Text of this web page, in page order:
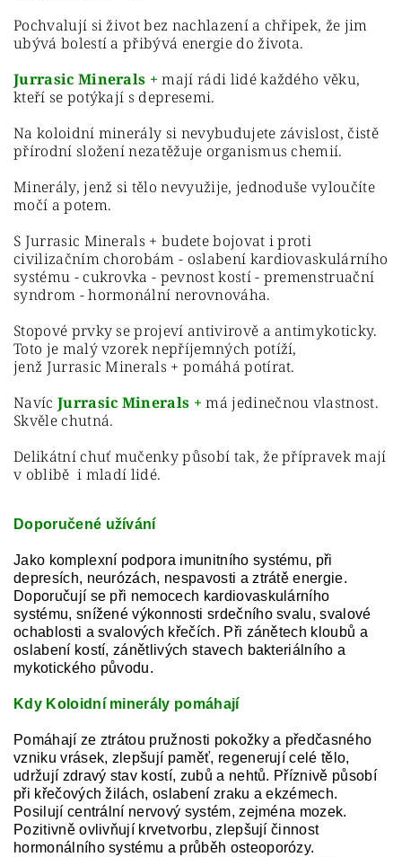
Pochvalují si život bez nachlazení a chřipek, že jim
ubývá bolestí a přibývá energie do života.
Jurrasic Minerals + mají rádi lidé každého věku,
kteří se potýkají s depresemi.
Na koloidní minerály si nevybudujete závislost, čistě
přírodní složení nezatěžuje organismus chemií.
Minerály, jenž si tělo nevyužije, jednoduše vyloučíte
močí a potem.
S Jurrasic Minerals + budete bojovat i proti
civilizačním chorobám - oslabení kardiovaskulárního
systému - cukrovka - pevnost kostí - premenstruační
syndrom - hormonální nerovnováha.
Stopové prvky se projeví antivirově a antimykoticky.
Toto je malý vzorek nepříjemných potíží,
jenž Jurrasic Minerals + pomáhá potírat.
Navíc Jurrasic Minerals + má jedinečnou vlastnost.
Skvěle chutná.
Delikátní chuť mučenky působí tak, že přípravek mají
v oblibě i mladí lidé.
Doporučené užívání
Jako komplexní podpora imunitního systému, při
depresích, neurózách, nespavosti a ztrátě energie.
Doporučují se při nemocech kardiovaskulárního
systému, snížené výkonnosti srdečního svalu,svalové
ochablosti a svalových křečích. Při zánětech kloubů a
oslabení kostí,zánětlivých stavech bakteriálního a
mykotického původu.
Kdy Koloidní minerály pomáhají
Pomáhají ze ztrátou pružnosti pokožky a předčasného
vzniku vrásek, zlepšují paměť, regenerují celé tělo,
udržují zdravý stav kostí, zubů a nehtů. Příznivě působí
při křečových žilách, oslabení zraku a ekzémech.
Posilují centrální nervový systém, zejména mozek.
Pozitivně ovlivňují krvetvorbu,zlepšují činnost
hormonálního systému a průběh osteoporózy.